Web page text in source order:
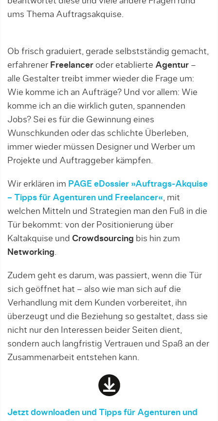
ums Thema Auftragsakquise.
Ob frisch graduiert, gerade selbstständig gemacht,
erfahrener Freelancer oder etablierte Agentur –
alle Gestalter treibt immer wieder die Frage um:
Wie komme ich an Aufträge? Und vor allem: Wie
komme ich an die wirklich guten, spannenden
Jobs? Sei es für die Gewinnung eines
Wunschkunden oder das schlichte Überleben,
immer wieder müssen Designer und Werber um
Projekte und Auftraggeber kämpfen.
Wir erklären im PAGE eDossier »Auftrags-Akquise
– Tipps für Agenturen und Freelancer«, mit
welchen Mitteln und Strategien man den Fuß in die
Tür bekommt: von der Positionierung über
Kaltakquise und Crowdsourcing bis hin zum
Networking.
Zudem geht es darum, was passiert, wenn die Tür
sich geöffnet hat – also wie man sich auf die
Verhandlung mit dem Kunden vorbereitet, ihn
überzeugt und die Beziehung so gestaltet, dass sie
nicht nur den Interessen beider Seiten dient,
sondern auch langfristig Vertrauen und Spaß an der
Zusammenarbeit entstehen kann.
Jetzt downloaden und Tipps für Agenturen und